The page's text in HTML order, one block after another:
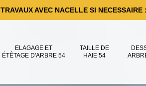
TRAVAUX AVEC NACELLE SI
ELAGAGE ET
ÉTÊTAGE D'ARBRE 54
TAILLE DE
HAIE 54